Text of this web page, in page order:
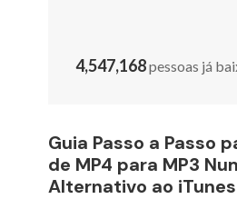
4,547,168pessoas já
Guia Passo a Passo
de MP4 para MP3
Alternativo ao iTunes